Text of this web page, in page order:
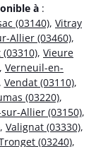
à :
(03140), Vitray
Allier (03460),
, Vieure
, Verneuil-en-
Vendat (03110),
(03220),
Allier (03150),
, Valignat (03330),
(03240),